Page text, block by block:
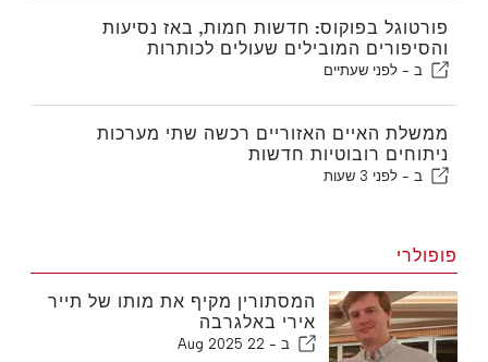
פורטוגל בפוקוס: חדשות חמות, באז נסיעות
והסיפורים המובילים שעולים לכותרות
ב - לפני שעתיים
ממשלת האיים האזוריים רכשה שתי מערכות
ניתוחים רובוטיות חדשות
ב - לפני 3 שעות
פופולרי
המסתורין מקיף את מותו של תייר
אירי באלגרבה
ב - 22 Aug 2025